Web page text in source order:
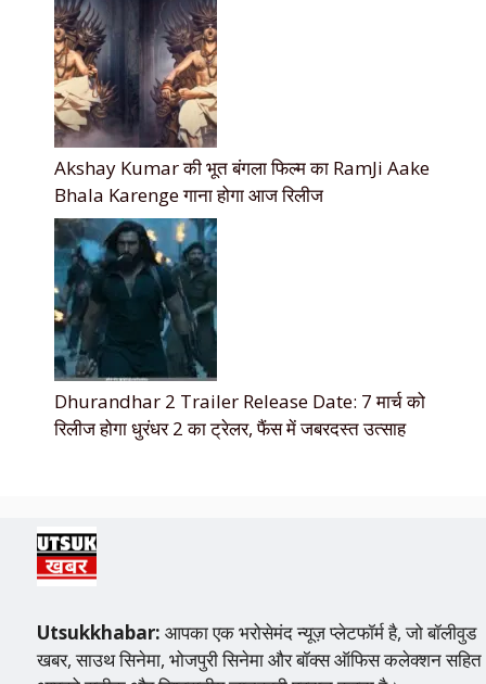
Akshay Kumar की भूत बंगला फिल्म का RamJi Aake
Bhala Karenge गाना होगा आज रिलीज
Dhurandhar 2 Trailer Release Date: 7 मार्च को
रिलीज होगा धुरंधर 2 का ट्रेलर, फैंस में जबरदस्त उत्साह
Utsukkhabar: आपका एक भरोसेमंद न्यूज़ प्लेटफॉर्म है, जो बॉलीवुड
खबर, साउथ सिनेमा, भोजपुरी सिनेमा और बॉक्स ऑफिस कलेक्शन सहित